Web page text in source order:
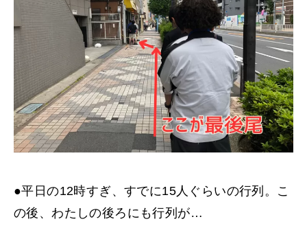
●平日の12時すぎ、すでに15人ぐらいの行列。こ
の後、わたしの後ろにも行列が…